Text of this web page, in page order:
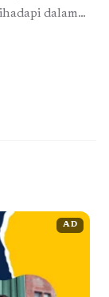
dalam
Namun, di
AD